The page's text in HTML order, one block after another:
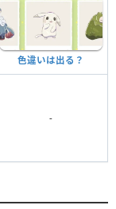
色違いは出る？
-